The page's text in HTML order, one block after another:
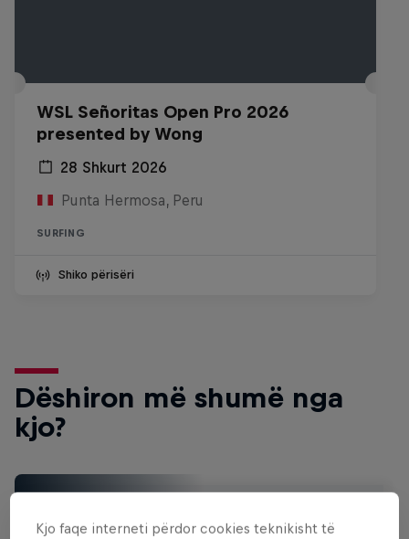
WSL Señoritas Open Pro 2026
presented by Wong
28 Shkurt 2026
Punta Hermosa, Peru
SURFING
Shiko përisëri
Dëshiron më shumë nga
kjo?
Welcome to the Surf Hub, where you will find a rip-
Kjo faqe interneti përdor cookies teknikisht të